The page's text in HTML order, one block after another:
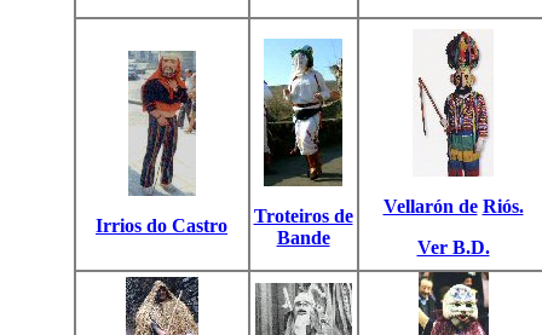
Irrios do Castro
Troteiros de
Bande
Vellarón de Riós.
Ver B.D.